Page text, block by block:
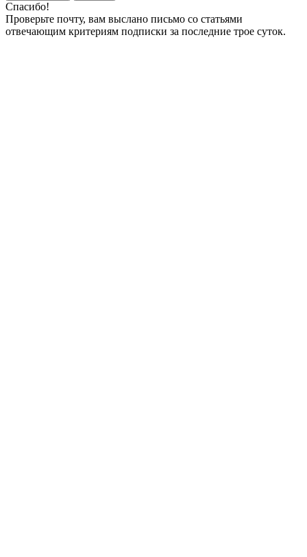
Спасибо!
Проверьте почту, вам выслано письмо со статьями
отвечающим критериям подписки за последние трое суток.